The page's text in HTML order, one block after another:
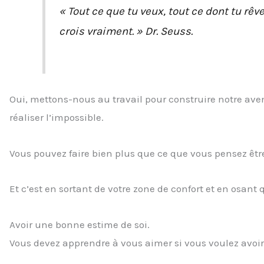
« Tout ce que tu veux, tout ce dont tu
crois vraiment. » Dr. Seuss.
Oui, mettons-nous au travail pour construire notre
réaliser l’impossible.
Vous pouvez faire bien plus que ce que vous pensez
Et c’est en sortant de votre zone de confort et en
Avoir une bonne estime de soi.
Vous devez apprendre à vous aimer si vous voulez